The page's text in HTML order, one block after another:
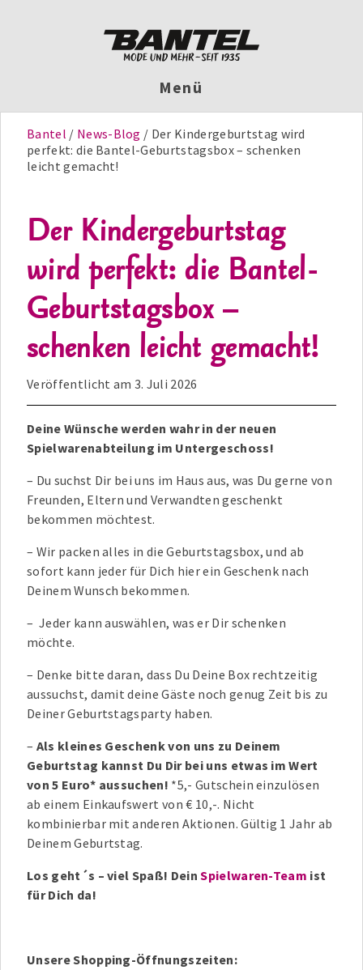
Menü
Bantel News-Blog
Der Kindergeburtstag wird
perfekt: die Bantel-Geburtstagsbox – schenken
leicht gemacht!
Der Kindergeburtstag
wird perfekt: die Bantel-
Geburtstagsbox –
schenken leicht gemacht!
Veröffentlicht am 3. Juli 2026
Deine Wünsche werden wahr in der neuen
Spielwarenabteilung im Untergeschoss!
– Du suchst Dir bei uns im Haus aus, was Du gerne von
Freunden, Eltern und Verwandten geschenkt
bekommen möchtest.
– Wir packen alles in die Geburtstagsbox, und ab
sofort kann jeder für Dich hier ein Geschenk nach
Deinem Wunsch bekommen.
– Jeder kann auswählen, was er Dir schenken
möchte.
– Denke bitte daran, dass Du Deine Box rechtzeitig
aussuchst, damit deine Gäste noch genug Zeit bis zu
Deiner Geburtstagsparty haben.
– Als kleines Geschenk von uns zu Deinem
Geburtstag kannst Du Dir bei uns etwas im Wert
von 5 Euro* aussuchen! *5,- Gutschein einzulösen
ab einem Einkaufswert von € 10,-. Nicht
kombinierbar mit anderen Aktionen. Gültig 1 Jahr ab
Deinem Geburtstag.
Los geht´s – viel Spaß! DeinSpielwaren-Team ist
für Dich da!
Unsere Shopping-Öffnungszeiten: